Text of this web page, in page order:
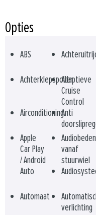
Opties
ABS
AchterklepspoilerAdaptieve
Cruise
Control
AirconditioningAnti
Apple
Car Play
/ Android
Auto
vanaf
stuurwiel
Automaat
verlichting